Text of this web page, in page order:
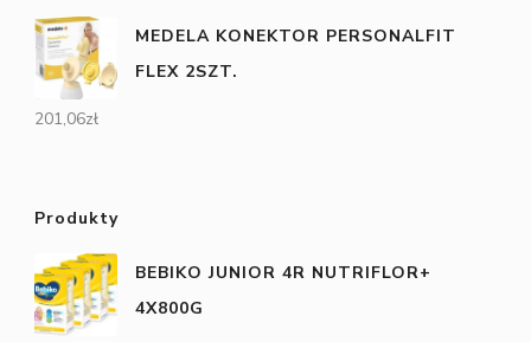
MEDELA KONEKTOR PERSONALFIT
FLEX 2SZT.
201,06zł
Produkty
BEBIKO JUNIOR 4R NUTRIFLOR+
4X800G